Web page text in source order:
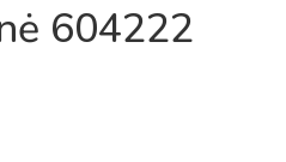
604222